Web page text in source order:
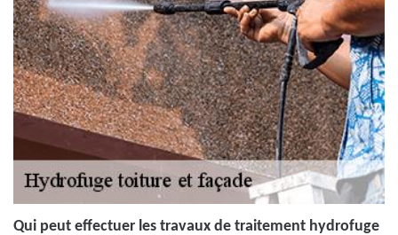
Qui peut effectuer les travaux de traitement hydrofuge